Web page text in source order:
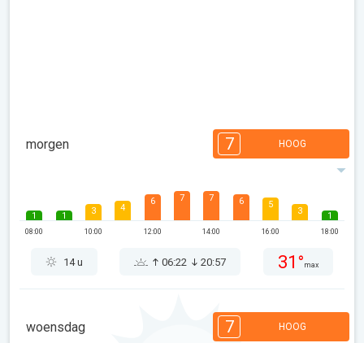
morgen 7 HOOG
1
08:00
1 3
10:00
4
6
12:00
7 7
14:00
6 5
16:00
3 1
18:00
14 u 06:22 20:57 31° max
woensdag 7 HOOG